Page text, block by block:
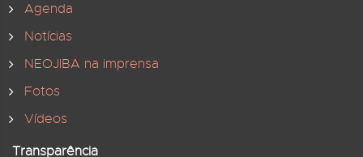
Agenda
Notícias
NEOJIBA na imprensa
Fotos
Vídeos
Transparência